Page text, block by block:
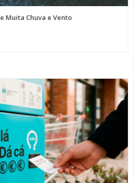
Muita Chuva e Vento